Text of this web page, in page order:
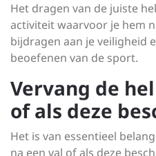
Het dragen van de juiste
activiteit waarvoor je hem
bijdragen aan je veiligheid
beoefenen van de sport.
Vervang de
of als deze
Het is van essentieel
na een val of als deze